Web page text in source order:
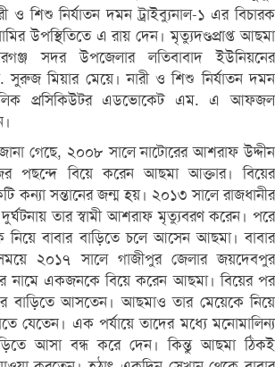
ও শিশু নির্যাতন দমন ট্রাইব্যুনাল-১ এর বিচারক
উপস্থিতিতে এ রায় দেন। মৃত্যুদণ্ডপ্রাপ্ত আছমা
সদর উপজেলার লতিবাবাদ ইউনিয়নের
সুরুজ মিয়ার মেয়ে। নারী ও শিশু নির্যাতন দমন
প্রসিকিউটর এডভোকেট এম. এ আফজল
গেছে, ২০০৮ সালে নাটোরের আশরাফ উদ্দীন
পছন্দে বিয়ে করেন আছমা আক্তার। বিয়ের
কন্যা সন্তানের জন্ম হয়। ২০১৩ সালে রাজধানীর
তার স্বামী আশরাফ মৃত্যুবরণ করেন। পরে
নিয়ে বাবার বাড়িতে চলে আসেন আছমা। বাবার
সময়ে ২০১৭ সালে গাজীপুর জেলার জয়দেবপুর
নামে একজনকে বিয়ে করেন আছমা। বিয়ের পর
বাড়িতে আসতেন। আছমাও তার মেয়েকে নিয়ে
যেতেন। এক পর্যায়ে তাদের মধ্যে মনোমালিন্য
আসা বন্ধ করে দেন। কিন্তু আছমা ঠিকই